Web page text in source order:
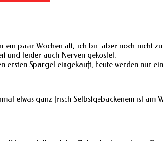
ein paar Wochen alt, ich bin aber noch
und leider auch Nerven gekostet.
Spargel eingekauft, heute werden nur
etwas ganz frisch Selbstgebackenem ist